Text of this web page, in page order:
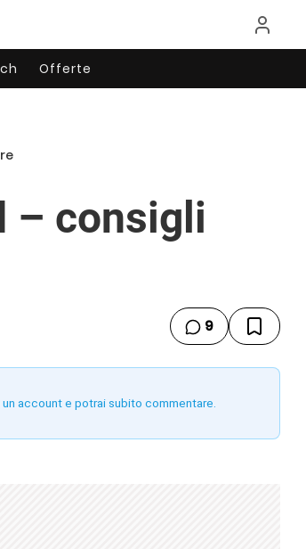
Offerte
– consigli
9
account e potrai subito commentare.